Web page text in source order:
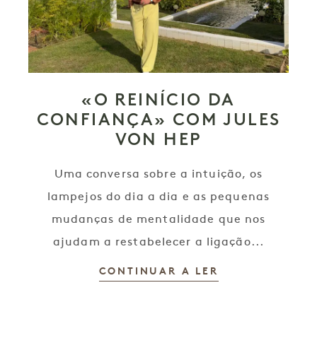
«O REINÍCIO DA
CONFIANÇA» COM JULES
VON HEP
Uma conversa sobre a intuição, os
lampejos do dia a dia e as pequenas
mudanças de mentalidade que nos
ajudam a restabelecer a ligação...
CONTINUAR A LER